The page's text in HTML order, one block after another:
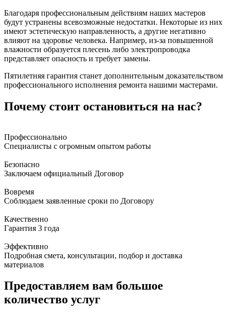
Благодаря профессиональным действиям наших мастеров
будут устранены всевозможные недостатки. Некоторые из них
имеют эстетическую направленность, а другие негативно
влияют на здоровье человека. Например, из-за повышенной
влажности образуется плесень либо электропроводка
представляет опасность и требует замены.
Пятилетняя гарантия станет дополнительным доказательством
профессионального исполнения ремонта нашими мастерами.
Почему стоит остановиться на нас?
Профессионально
Специалисты с огромным опытом работы
Безопасно
Заключаем официальный Договор
Вовремя
Соблюдаем заявленные сроки по Договору
Качественно
Гарантия 3 года
Эффективно
Подробная смета, консультации, подбор и доставка
материалов
Предоставляем вам большое
количество услуг